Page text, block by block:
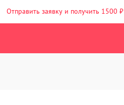
Отправить заявку и получить 1500 ₽